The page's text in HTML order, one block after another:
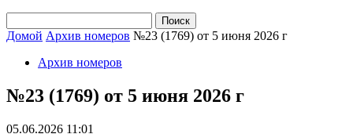
Домой Архив номеров №23 (1769) от 5 июня 2026 г
Архив номеров
№23 (1769) от 5 июня 2026 г
05.06.2026 11:01